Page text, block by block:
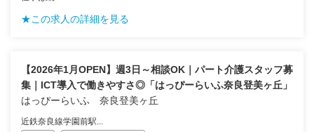
★この求人の詳細を見る
【2026年1月OPEN】週3日～相談OK｜パート介護スタッフ募
集｜ICT導入で働きやすさ◎「はっぴーらいふ奈良登美ヶ丘」
はっぴーらいふ 奈良登美ヶ丘
近鉄奈良線学園前駅...